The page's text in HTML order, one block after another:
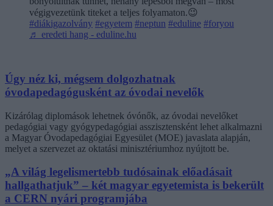
végigvezetünk titeket a teljes folyamaton.😉
#diákigazolvány #egyetem #neptun #eduline #foryou
♬ eredeti hang - eduline.hu
Úgy néz ki, mégsem dolgozhatnak
óvodapedagógusként az óvodai nevelők
Kizárólag diplomások lehetnek óvónők, az óvodai nevelőket
pedagógiai vagy gyógypedagógiai asszisztensként lehet alkalmazni
a Magyar Óvodapedagógiai Egyesület (MOE) javaslata alapján,
melyet a szervezet az oktatási minisztériumhoz nyújtott be.
„A világ legelismertebb tudósainak előadásait
hallgathatjuk” – két magyar egyetemista is bekerült
a CERN nyári programjába